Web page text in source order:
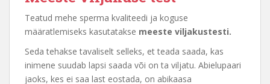
Teatud mehe sperma kvaliteedi ja koguse
määratlemiseks kasutatakse meeste viljakustesti.
Seda tehakse tavaliselt selleks, et teada saada, kas
inimene suudab lapsi saada või on ta viljatu. Abielupaari
jaoks, kes ei saa last eostada, on abikaasa